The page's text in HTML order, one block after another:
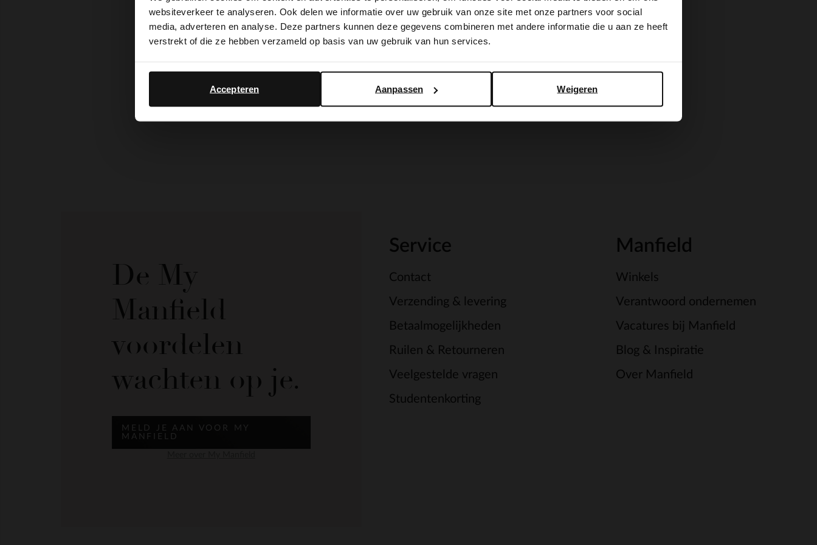
websiteverkeer te analyseren. Ook delen we informatie over uw gebruik van onze site met onze partners voor social
media, adverteren en analyse. Deze partners kunnen deze gegevens combineren met andere informatie die u aan ze heeft
verstrekt of die ze hebben verzameld op basis van uw gebruik van hun services.
Weigeren
Aanpassen
Accepteren
De My
Manfield
voordelen
wachten op je.
MELD JE AAN VOOR MY
MANFIELD
Service
Contact
Verzending & levering
Betaalmogelijkheden
Ruilen & Retourneren
Veelgestelde vragen
Studentenkorting
Manfield
Winkels
Verantwoord ondernemen
Vacatures bij Manfield
Blog & Inspiratie
Over Manfield
It looks like your language isn't Dutch. Would you like to